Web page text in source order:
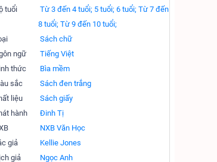
tuổi
Từ 3 đến 4 tuổi; 5 tuổi; 6 tuổi; Từ 7 đến
8 tuổi; Từ 9 đến 10 tuổi;
Sách chữ
ngữ
Tiếng Việt
thức
Bìa mềm
sắc
Sách đen trắng
liệu
Sách giấy
hành
Đinh Tị
NXB Văn Học
giả
Kellie Jones
giả
Ngọc Anh